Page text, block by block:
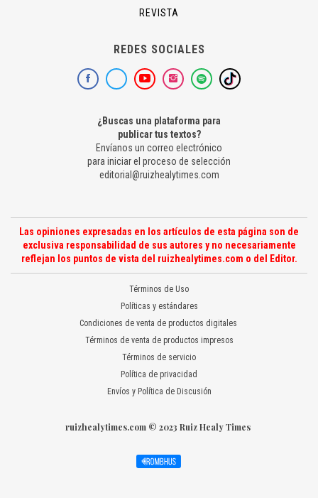
REVISTA
REDES SOCIALES
¿Buscas una plataforma para
publicar tus textos?
Envíanos un correo electrónico
para iniciar el proceso de selección
editorial@ruizhealytimes.com
Las opiniones expresadas en los artículos de esta página son de
exclusiva responsabilidad de sus autores y no necesariamente
reflejan los puntos de vista del ruizhealytimes.com o del Editor.
Términos de Uso
Políticas y estándares
Condiciones de venta de productos digitales
Términos de venta de productos impresos
Términos de servicio
Política de privacidad
Envíos y Política de Discusión
ruizhealytimes.com © 2023 Ruiz Healy Times